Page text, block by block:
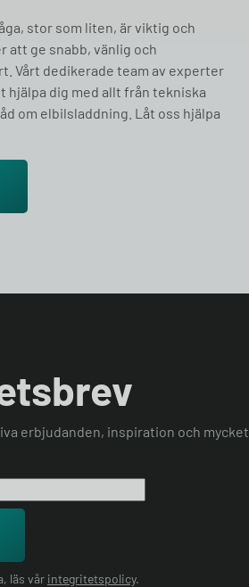
stor som liten, är viktig och
att ge snabb, vänlig och
Vårt dedikerade team av experter
hjälpa dig med allt från tekniska
om elbilsladdning. Låt oss hjälpa
erbjudanden, inspiration och mycket
läs vår integritetspolicy.